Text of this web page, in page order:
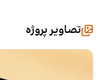
تصاویر پروژه